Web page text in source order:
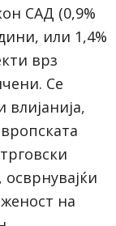
САД (0,9%
или 1,4%
врз
Се
осврнувајќи
на